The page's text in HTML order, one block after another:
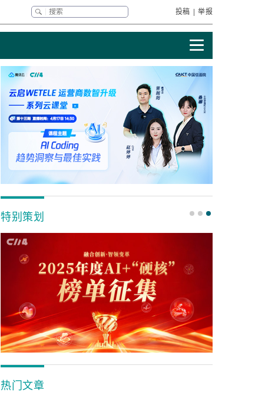
投稿 | 举报
特别策划
热门文章